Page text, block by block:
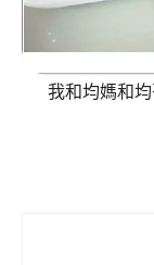
我和均媽和